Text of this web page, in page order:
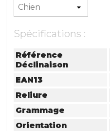
Spécifications :
Référence
Déclinaison
EAN13
Reliure
Grammage
Orientation